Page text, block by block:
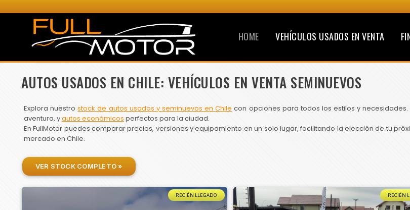
HOME VEHÍCULOS USADOS EN VENTA
AUTOS USADOS EN CHILE: VEHÍCULOS EN VENTA SEMINUEVOS
Explora nuestrostock de autos usados y seminuevos en Chile con opciones para todos los estilos y necesidades.
aventura, yautos económicos perfectos para la ciudad.
En FullMotor puedes comparar precios, versiones y equipamiento en un solo lugar, facilitando la elección de tu
mercado en Chile.
VER STOCK COMPLETO »
RECIÉN LLEGADO RECIÉN